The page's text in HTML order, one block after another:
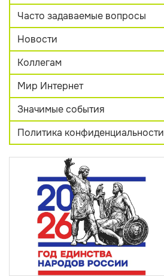
Часто задаваемые вопросы
Новости
Коллегам
Мир Интернет
Значимые события
Политика конфиденциальности